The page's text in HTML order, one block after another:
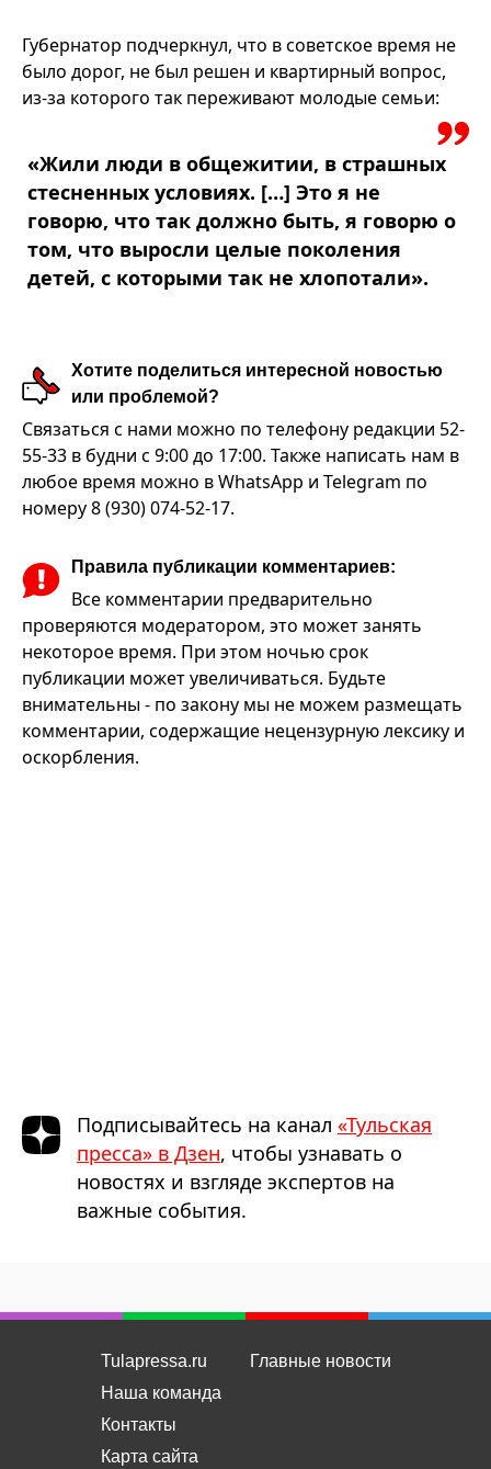
Губернатор подчеркнул, что в советское время не
было дорог, не был решен и квартирный вопрос,
из-за которого так переживают молодые семьи:
«Жили люди в общежитии, в страшных
стесненных условиях. […] Это я не
говорю, что так должно быть, я говорю о
том, что выросли целые поколения
детей, с которыми так не хлопотали».
Хотите поделиться интересной новостью
или проблемой?
Связаться с нами можно по телефону редакции 52-
55-33 в будни с 9:00 до 17:00. Также написать нам в
любое время можно в WhatsApp и Telegram по
номеру 8 (930) 074-52-17.
Правила публикации комментариев:
Все комментарии предварительно
проверяются модератором, это может занять
некоторое время. При этом ночью срок
публикации может увеличиваться. Будьте
внимательны - по закону мы не можем размещать
комментарии, содержащие нецензурную лексику и
оскорбления.
Подписывайтесь на канал «Тульская
пресса» в Дзен, чтобы узнавать о
новостях и взгляде экспертов на
важные события.
Tulapressa.ru
Наша команда
Контакты
Карта сайта
Главные новости